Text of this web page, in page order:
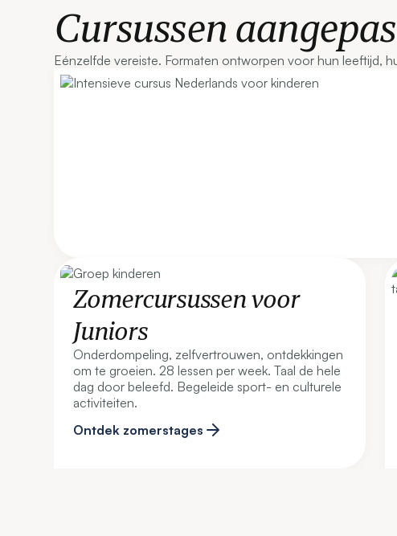
Cursussen
Eénzelfde vereiste. Formaten ontworpen voor hun leeftijd,
Zomercursussen voor
Juniors
Onderdompeling, zelfvertrouwen, ontdekkingen
om te groeien. 28 lessen per week. Taal de hele
dag door beleefd. Begeleide sport- en culturele
activiteiten.
Ontdek zomerstages